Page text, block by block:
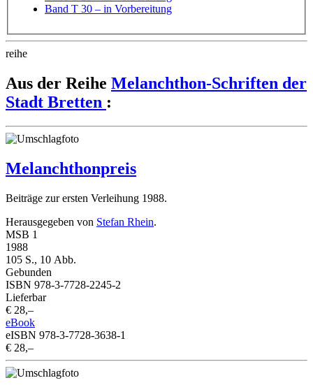
Band T 30 – in Vorbereitung
reihe
Aus der Reihe Melanchthon-Schriften der
Stadt Bretten :
Melanchthonpreis
Beiträge zur ersten Verleihung 1988.
Herausgegeben von Stefan Rhein.
MSB 1
1988
105 S., 10 Abb.
Gebunden
ISBN 978-3-7728-2245-2
Lieferbar
€ 28,–
eBook
eISBN 978-3-7728-3638-1
€ 28,–